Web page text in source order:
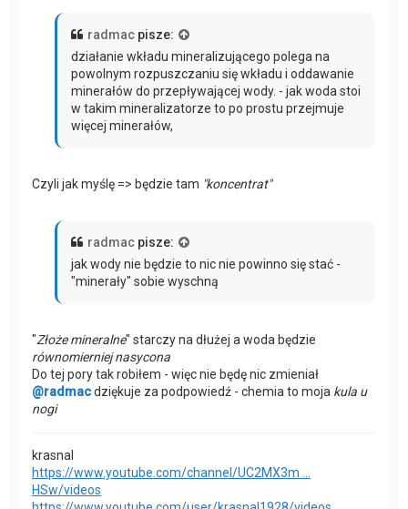
radmac pisze:
działanie wkładu mineralizującego polega na
powolnym rozpuszczaniu się wkładu i oddawanie
minerałów do przepływającej wody. - jak woda stoi
w takim mineralizatorze to po prostu przejmuje
więcej minerałów,
Czyli jak myślę => będzie tam "koncentrat"
radmac pisze:
jak wody nie będzie to nic nie powinno się stać -
"minerały" sobie wyschną
"Złoże mineralne" starczy na dłużej a woda będzie
równomierniej nasycona
Do tej pory tak robiłem - więc nie będę nic zmieniał
@radmacdziękuje za podpowiedź - chemia to moja kula u
nogi
krasnal
https://www.youtube.com/channel/UC2MX3m ...
HSw/videos